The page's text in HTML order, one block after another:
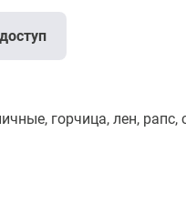
горчица, лен, рапс,